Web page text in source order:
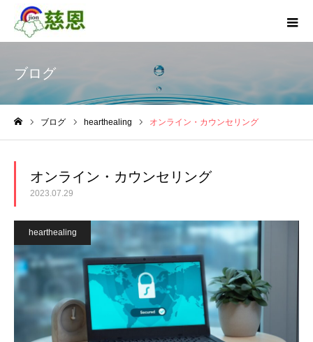
ブログ
ブログ hearthealing オンライン・カウンセリング
オンライン・カウンセリング
2023.07.29
hearthealing